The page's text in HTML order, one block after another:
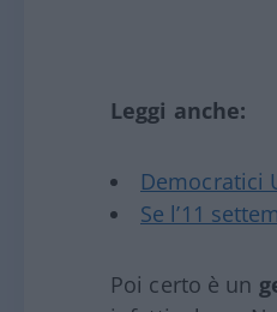
Leggi anche:
Democratici
Se l’11
Poi certo è un